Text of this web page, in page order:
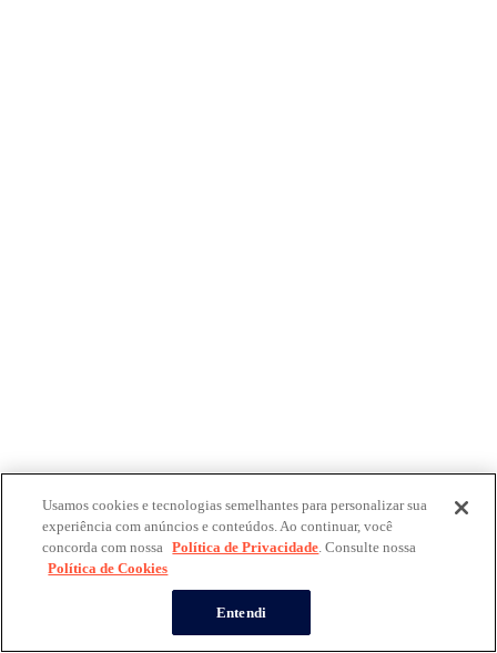
Usamos cookies e tecnologias semelhantes para personalizar sua
experiência com anúncios e conteúdos. Ao continuar, você
concorda com nossa Política de Privacidade. Consulte nossa
Política de Cookies
Entendi